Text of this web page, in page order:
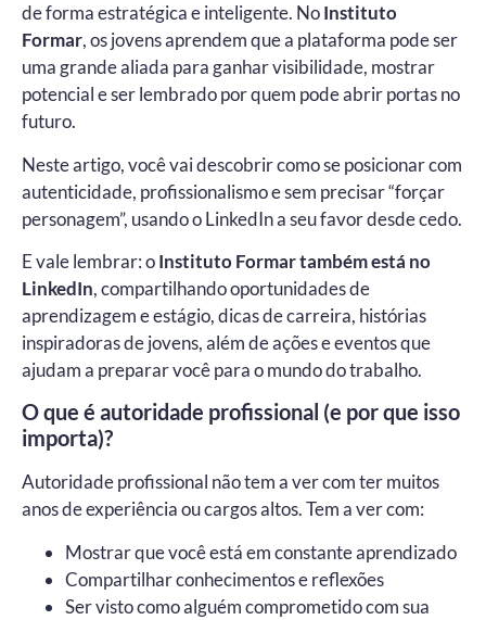
de forma estratégica e inteligente. NoInstituto
Formar, os jovens aprendem que a plataforma pode ser
uma grande aliada para ganhar visibilidade, mostrar
potencial e ser lembrado por quem pode abrir portas no
futuro.
Neste artigo, você vai descobrir como se posicionar com
autenticidade, profissionalismo e sem precisar “forçar
personagem”, usando o LinkedIn a seu favor desde cedo.
E vale lembrar: oInstituto Formar também está no
LinkedIn, compartilhando oportunidades de
aprendizagem e estágio, dicas de carreira, histórias
inspiradoras de jovens, além de ações e eventos que
ajudam a preparar você para o mundo do trabalho.
O que é autoridade profissional (e por que isso
importa)?
Autoridade profissional não tem a ver com ter muitos
anos de experiência ou cargos altos. Tem a ver com:
Mostrar que você está em constante aprendizado
Compartilhar conhecimentos e reflexões
Ser visto como alguém comprometido com sua